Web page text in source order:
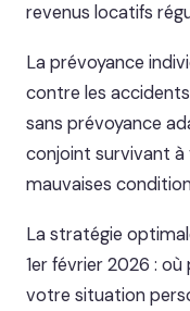
revenus locatifs
La prévoyance
contre les
sans prévoyance
conjoint survivant à
mauvaises
La stratégie
1er février 2026 :
votre situation